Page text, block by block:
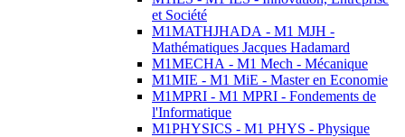
et Société
M1MATHJHADA - M1 MJH -
Mathématiques Jacques Hadamard
M1MECHA - M1 Mech - Mécanique
M1MIE - M1 MiE - Master en Economie
M1MPRI - M1 MPRI - Fondements de
l'Informatique
M1PHYSICS - M1 PHYS - Physique